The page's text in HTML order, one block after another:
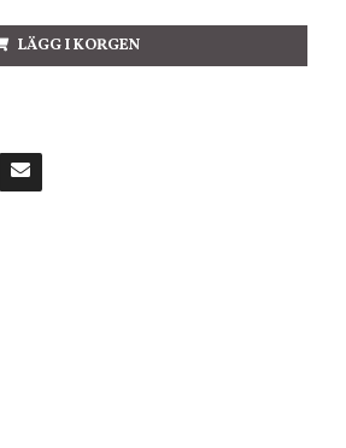
LÄGG I KORGEN